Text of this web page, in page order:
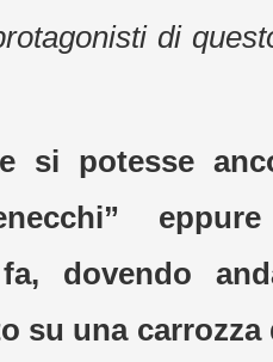
di
si potesse
dovendo
su una